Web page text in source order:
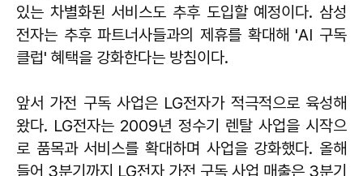
있는 차별화된 서비스도 추후 도입할 예정이다. 삼성
전자는 추후 파트너사들과의 제휴를 확대해 'AI 구독
클럽' 혜택을 강화한다는 방침이다.
앞서 가전 구독 사업은 LG전자가 적극적으로 육성해
왔다. LG전자는 2009년 정수기 렌탈 사업을 시작으
로 품목과 서비스를 확대하며 사업을 강화했다. 올해
들어 3분기까지 LG전자 가전 구독 사업 매출은 3분기